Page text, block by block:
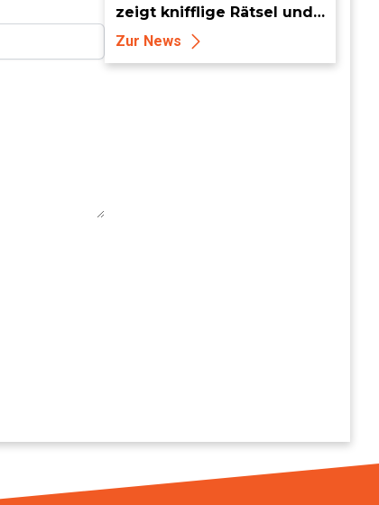
zeigt knifflige Rätsel und
tückische Fallen
Zur News